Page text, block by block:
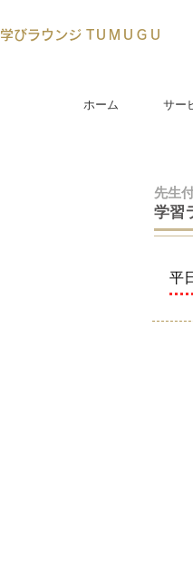
学びラウンジ TＵＭＵＧＵ
ホーム サー
先生
学習
平